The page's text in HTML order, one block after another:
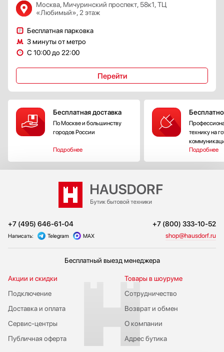
Москва, Мичуринский проспект, 58к1, ТЦ
«Любимый», 2 этаж
Бесплатная парковка
3 минуты от метро
С 10:00 до 22:00
Перейти
Бесплатная доставка
По Москве и большинству
городов России
Подробнее
технику на
Подробнее
+7 (495) 646-61-04 +7 (800) 333-10-52
Написать: Telegram MAX shop@hausdorf.ru
Бесплатный выезд менеджера
Акции и скидки
Подключение
Публичная оферта
Сервис-центры
Доставка и оплата
Сотрудничество
Возврат и обмен
Товары в шоуруме
О компании
Адрес бутика